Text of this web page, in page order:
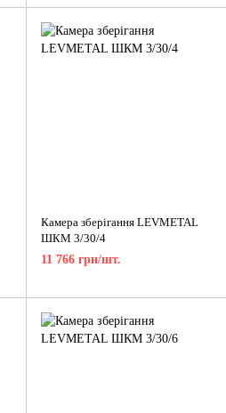
Камера зберігання LEVMETAL
ШКМ 3/30/4
11 766 грн/шт.